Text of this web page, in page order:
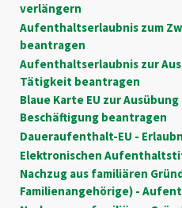
verlängern
Aufenthaltserlaubnis zum
beantragen
Aufenthaltserlaubnis zur
Tätigkeit beantragen
Blaue Karte EU zur
Beschäftigung beantragen
Daueraufenthalt-EU -
Elektronischen
Nachzug aus familiären
Familienangehörige) -